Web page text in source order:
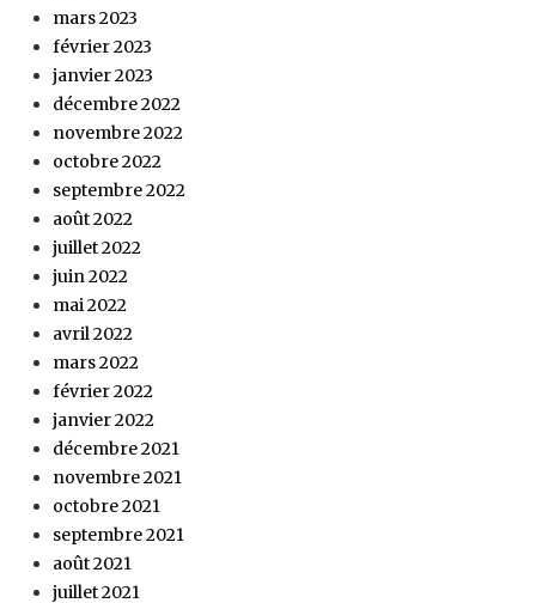
mars 2023
février 2023
janvier 2023
décembre 2022
novembre 2022
octobre 2022
septembre 2022
août 2022
juillet 2022
juin 2022
mai 2022
avril 2022
mars 2022
février 2022
janvier 2022
décembre 2021
novembre 2021
octobre 2021
septembre 2021
août 2021
juillet 2021